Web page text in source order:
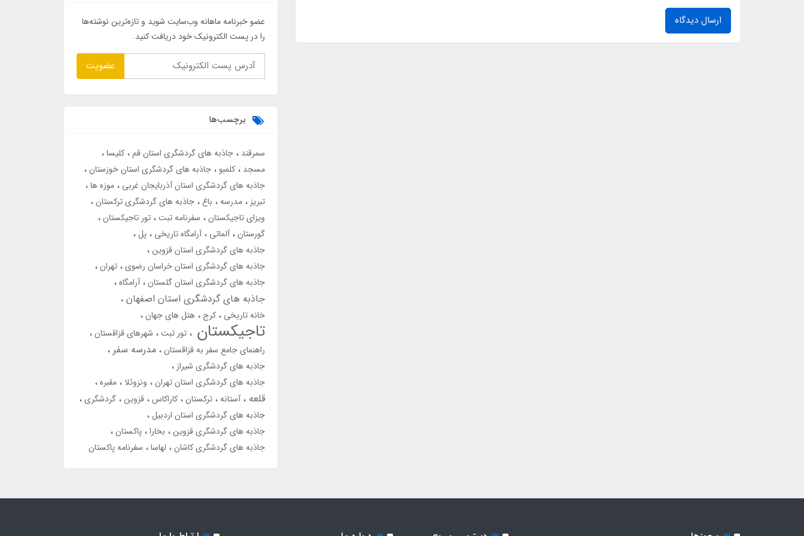
ارسال دیدگاه
عضو خبرنامه ماهانه وب‌سایت شوید و تازه‌ترین نوشته‌ها
را در پست الکترونیک خود دریافت کنید.
عضویت
برچسب‌ها
سمرقند جاذبه های گردشگری استان قم کلیسا
مسجد کلمبو جاذبه های گردشگری استان خوزستان
جاذبه های گردشگری استان آذربایجان غربی موزه ها
تبریز مدرسه باغ جاذبه های گردشگری ترکستان
ویزای تاجیکستان سفرنامه تبت تور تاجیکستان
گورستان آلماتی آرامگاه تاریخی پل
جاذبه های گردشگری استان قزوین
جاذبه های گردشگری استان خراسان رضوی تهران
جاذبه های گردشگری استان گلستان آرامگاه
جاذبه های گردشگری استان اصفهان
خانه تاریخی کرج هتل های جهان
تاجیکستان تور تبت شهرهای قزاقستان
راهنمای جامع سفر به قزاقستان مدرسه سفر
جاذبه های گردشگری شیراز
جاذبه های گردشگری استان تهران ونزوئلا مقبره
قلعه آستانه ترکستان کاراکاس قزوین گردشگری
جاذبه های گردشگری استان اردبیل
جاذبه های گردشگری قزوین بخارا پاکستان
جاذبه های گردشگری کاشان لهاسا سفرنامه پاکستان